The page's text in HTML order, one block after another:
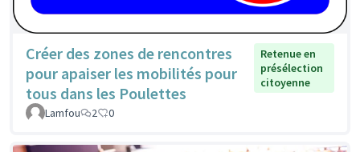
Créer des zones de rencontres
pour apaiser les mobilités pour
tous dans les Poulettes
Retenue en
présélection
citoyenne
Lamfou 2 0